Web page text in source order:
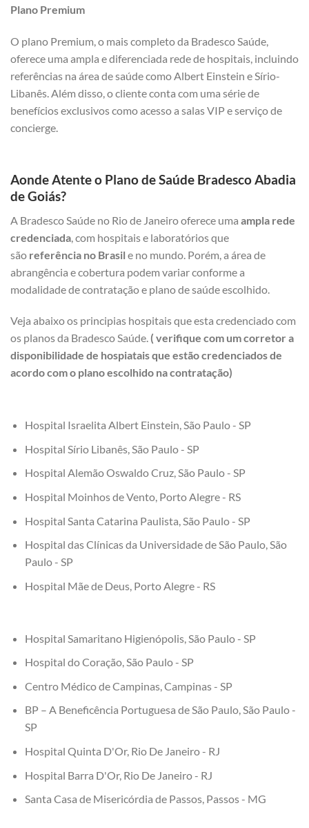
Plano Premium
O plano Premium, o mais completo da Bradesco Saúde,
oferece uma ampla e diferenciada rede de hospitais, incluindo
referências na área de saúde como Albert Einstein e Sírio-
Libanês. Além disso, o cliente conta com uma série de
benefícios exclusivos como acesso a salas VIP e serviço de
concierge.
Aonde Atente o Plano de Saúde Bradesco Abadia
de Goiás?
A Bradesco Saúde no Rio de Janeiro oferece uma ampla rede
credenciada , com hospitais e laboratórios que
são referência no Brasil e no mundo. Porém, a área de
abrangência e cobertura podem variar conforme a
modalidade de contratação e plano de saúde escolhido.
Veja abaixo os principias hospitais que esta credenciado com
os planos da Bradesco Saúde. ( verifique com um corretor a
disponibilidade de hospiatais que estão credenciados de
acordo com o plano escolhido na contratação)
Hospital Israelita Albert Einstein, São Paulo - SP
Hospital Sírio Libanês, São Paulo - SP
Hospital Alemão Oswaldo Cruz, São Paulo - SP
Hospital Moinhos de Vento, Porto Alegre - RS
Hospital Santa Catarina Paulista, São Paulo - SP
Hospital das Clínicas da Universidade de São Paulo, São
Paulo - SP
Hospital Mãe de Deus, Porto Alegre - RS
Hospital Samaritano Higienópolis, São Paulo - SP
Hospital do Coração, São Paulo - SP
Centro Médico de Campinas, Campinas - SP
BP – A Beneficência Portuguesa de São Paulo, São Paulo -
SP
Hospital Quinta D'Or, Rio De Janeiro - RJ
Hospital Barra D'Or, Rio De Janeiro - RJ
Santa Casa de Misericórdia de Passos, Passos - MG